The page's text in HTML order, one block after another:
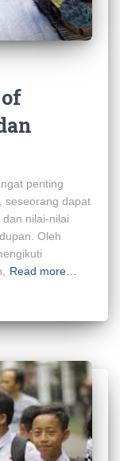
penting
seseorang dapat
nilai-nilai
Oleh
Read more…